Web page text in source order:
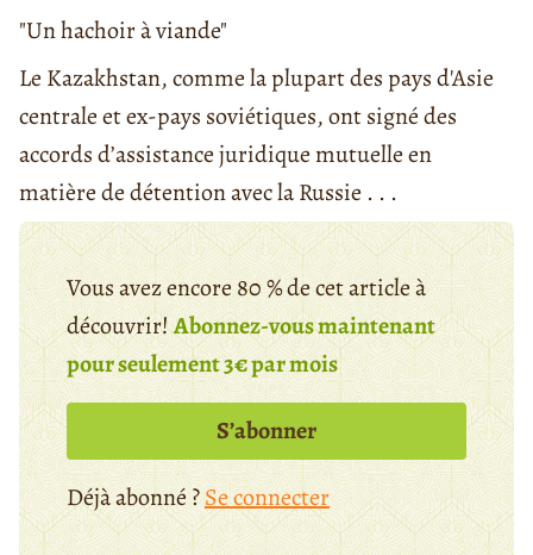
"Un hachoir à viande"
Le Kazakhstan, comme la plupart des pays d'Asie
centrale et ex-pays soviétiques, ont signé des
accords d’assistance juridique mutuelle en
matière de détention avec la Russie . . .
Vous avez encore 80 % de cet article à
découvrir!Abonnez-vous maintenant
pour seulement 3€ par mois
S’abonner
Déjà abonné ?Se connecter